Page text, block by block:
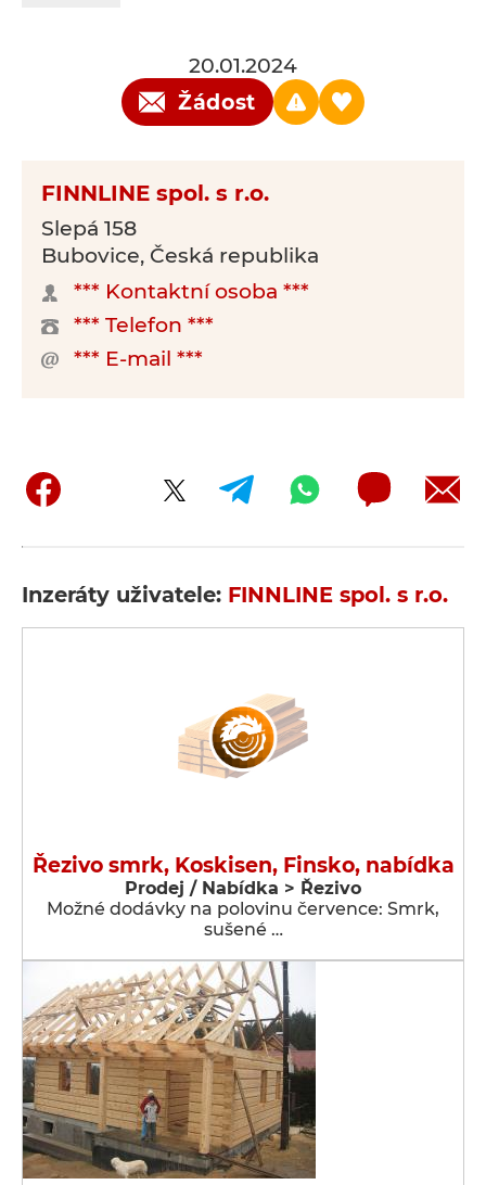
20.01.2024
Žádost
FINNLINE spol. s r.o.
Slepá 158
Bubovice, Česká republika
*** Kontaktní osoba ***
*** Telefon ***
*** E-mail ***
Inzeráty uživatele: FINNLINE spol. s r.o.
Řezivo smrk, Koskisen, Finsko, nabídka
Prodej / Nabídka > Řezivo
Možné dodávky na polovinu července: Smrk,
sušené …